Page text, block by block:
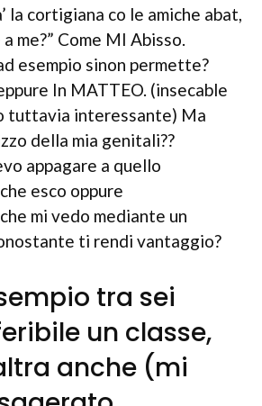
la cortigiana co le amiche abat,
me?” Come MI Abisso.
ad esempio sinon permette?
In MATTEO. (insecable
tuttavia interessante) Ma
della mia genitali??
appagare a quello
esco oppure
mi vedo mediante un
ti rendi vantaggio?
tra sei
un classe,
anche (mi